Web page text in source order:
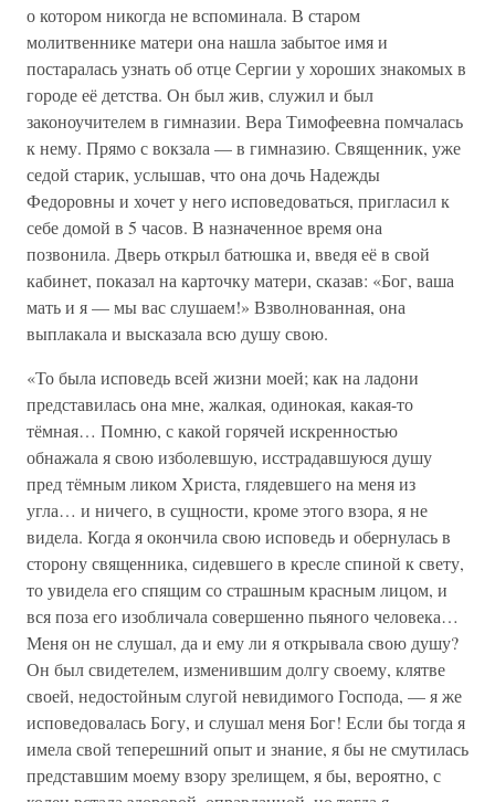
о котором никогда не вспоминала. В старом
молитвеннике матери она нашла забытое имя и
постаралась узнать об отце Сергии у хороших знакомых в
городе её детства. Он был жив, служил и был
законоучителем в гимназии. Вера Тимофеевна помчалась
к нему. Прямо с вокзала — в гимназию. Священник, уже
седой старик, услышав, что она дочь Надежды
Федоровны и хочет у него исповедоваться, пригласил к
себе домой в 5 часов. В назначенное время она
позвонила. Дверь открыл батюшка и, введя её в свой
кабинет, показал на карточку матери, сказав: «Бог, ваша
мать и я — мы вас слушаем!» Взволнованная, она
выплакала и высказала всю душу свою.
«То была исповедь всей жизни моей; как на ладони
представилась она мне, жалкая, одинокая, какая-то
тёмная… Помню, с какой горячей искренностью
обнажала я свою изболевшую, исстрадавшуюся душу
пред тёмным ликом Христа, глядевшего на меня из
угла… и ничего, в сущности, кроме этого взора, я не
видела. Когда я окончила свою исповедь и обернулась в
сторону священника, сидевшего в кресле спиной к свету,
то увидела его спящим со страшным красным лицом, и
вся поза его изобличала совершенно пьяного человека…
Меня он не слушал, да и ему ли я открывала свою душу?
Он был свидетелем, изменившим долгу своему, клятве
своей, недостойным слугой невидимого Господа, — я же
исповедовалась Богу, и слушал меня Бог! Если бы тогда я
имела свой теперешний опыт и знание, я бы не смутилась
представшим моему взору зрелищем, я бы, вероятно, с